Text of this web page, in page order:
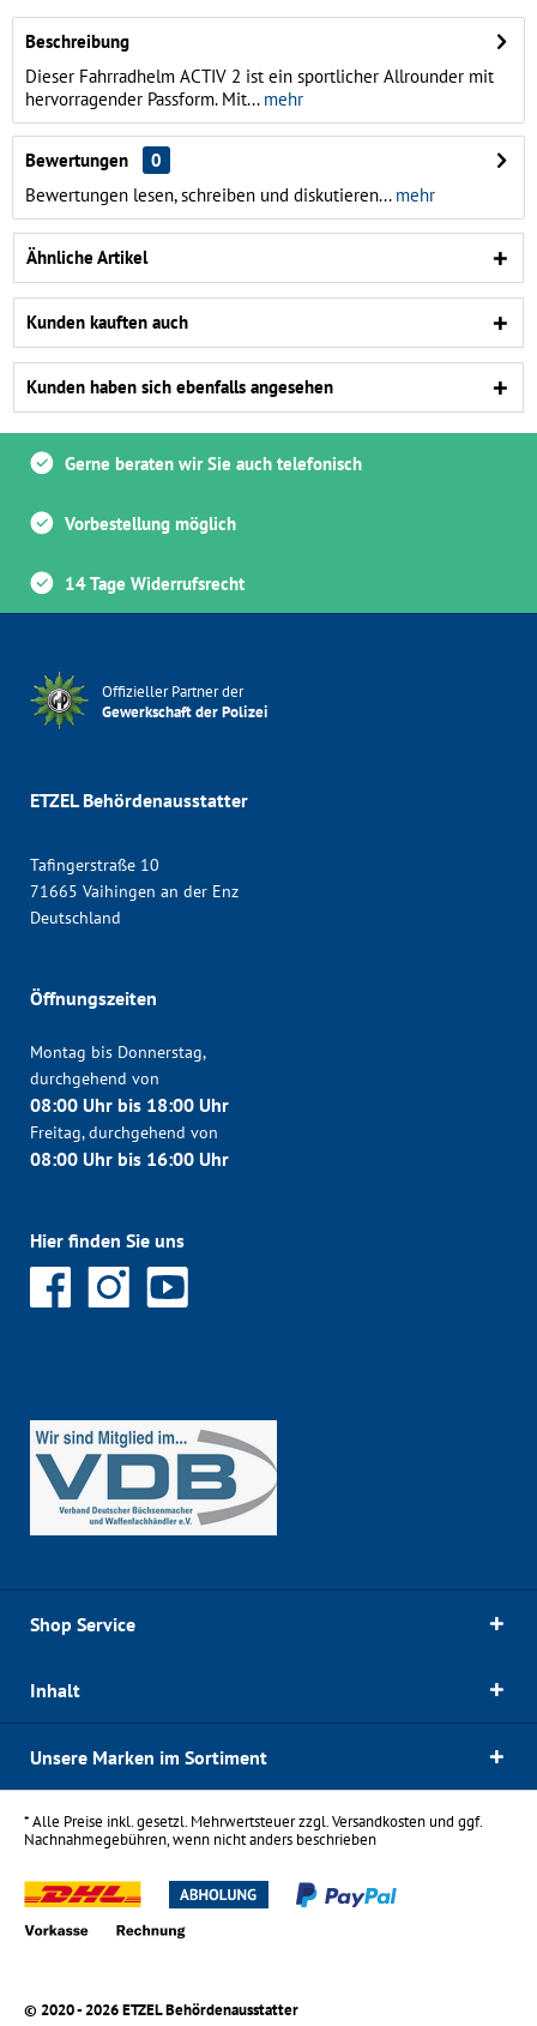
Beschreibung
Dieser Fahrradhelm ACTIV 2 ist ein sportlicher Allrounder mit
hervorragender Passform. Mit...mehr
Bewertungen
0
Bewertungen lesen, schreiben und diskutieren...mehr
Ähnliche Artikel
Kunden kauften auch
Kunden haben sich ebenfalls angesehen
Gerne beraten wir Sie auch telefonisch
Vorbestellung möglich
14 Tage Widerrufsrecht
Offizieller Partner der
Gewerkschaft der Polizei
ETZEL Behördenausstatter
Tafingerstraße 10
71665 Vaihingen an der Enz
Deutschland
Öffnungszeiten
Montag bis Donnerstag,
durchgehend von
08:00 Uhr bis 18:00 Uhr
Freitag, durchgehend von
08:00 Uhr bis 16:00 Uhr
Hier finden Sie uns
Shop Service
Inhalt
Unsere Marken im Sortiment
* Alle Preise inkl. gesetzl. Mehrwertsteuer zzgl.Versandkostenund ggf.
Nachnahmegebühren, wenn nicht anders beschrieben
© 2020 - 2026 ETZEL Behördenausstatter